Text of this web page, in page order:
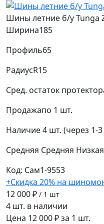
Шины летние б/у Tunga
Ширина185
Профиль65
РадиусR15
Сред. остаток
Продажапо 1 шт.
Наличие4 шт. (через 1-
Средняя Средняя Низкая
Код: Сам1-9553
+Скидка 20% на
12 000 ₽ / 1 шт
4 шт. в наличии
Цена 12 000 ₽ за 1 шт.